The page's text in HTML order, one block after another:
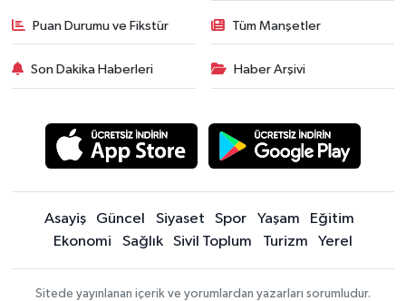
Puan Durumu ve Fikstür Tüm Manşetler
Son Dakika Haberleri Haber Arşivi
Asayiş Güncel Siyaset Spor Yaşam
Eğitim
Ekonomi
Sağlık Sivil Toplum Turizm Yerel
Sitede yayınlanan içerik ve yorumlardan yazarları sorumludur.